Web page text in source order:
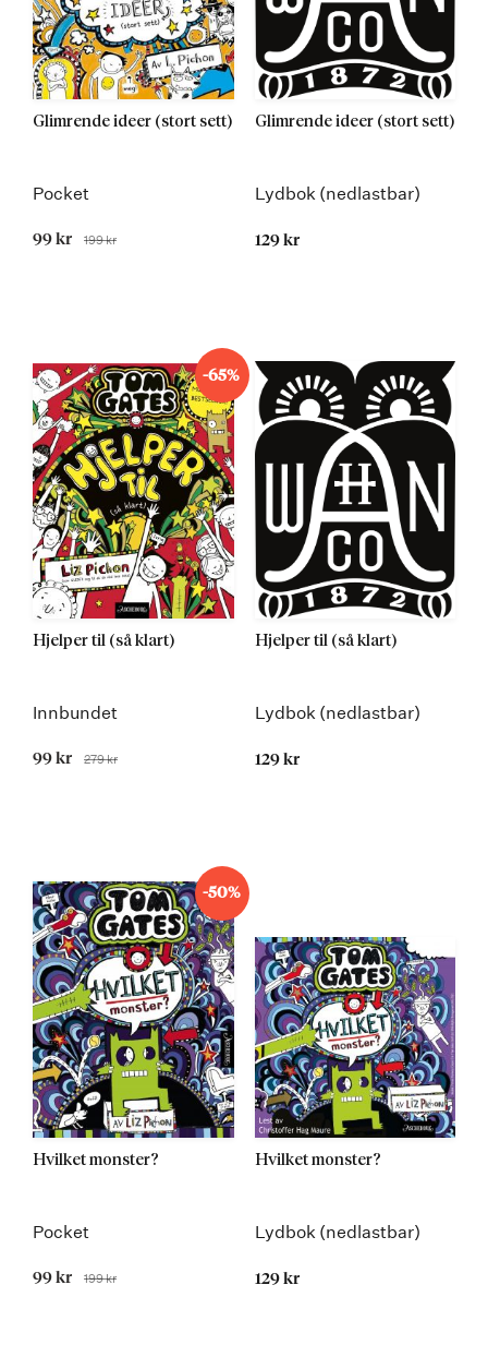
Glimrende ideer (stort sett)
Pocket
Tilbudspris
99 kr Før
199 kr
Glimrende ideer (stort sett)
Lydbok (nedlastbar)
129 kr
-65%
Hjelper til (så klart)
Innbundet
Tilbudspris
99 kr Før
279 kr
Hjelper til (så klart)
Lydbok (nedlastbar)
129 kr
-50%
Hvilket monster?
Pocket
Tilbudspris
99 kr Før
199 kr
Hvilket monster?
Lydbok (nedlastbar)
129 kr